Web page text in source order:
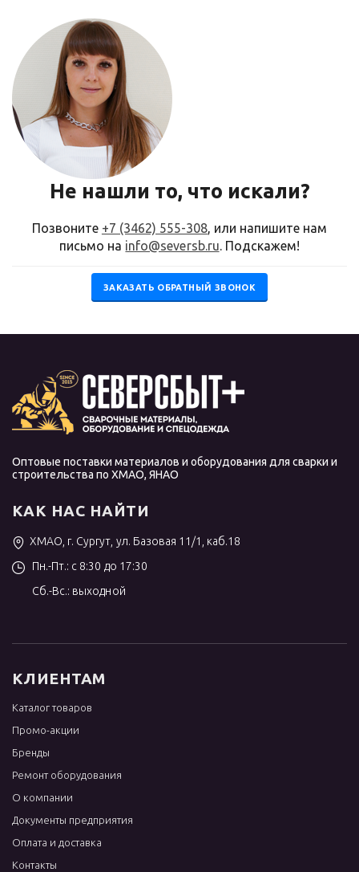
Не нашли то, что искали?
Позвоните +7 (3462) 555-308, или напишите нам
письмо на info@seversb.ru. Подскажем!
ЗАКАЗАТЬ ОБРАТНЫЙ ЗВОНОК
Оптовые поставки материалов и оборудования для сварки и
строительства по ХМАО, ЯНАО
КАК НАС НАЙТИ
ХМАО, г. Сургут, ул. Базовая 11/1, каб.18
Пн.-Пт.: с 8:30 до 17:30
Сб.-Вс.: выходной
КЛИЕНТАМ
Каталог товаров
Промо-акции
Бренды
Ремонт оборудования
О компании
Документы предприятия
Оплата и доставка
Контакты